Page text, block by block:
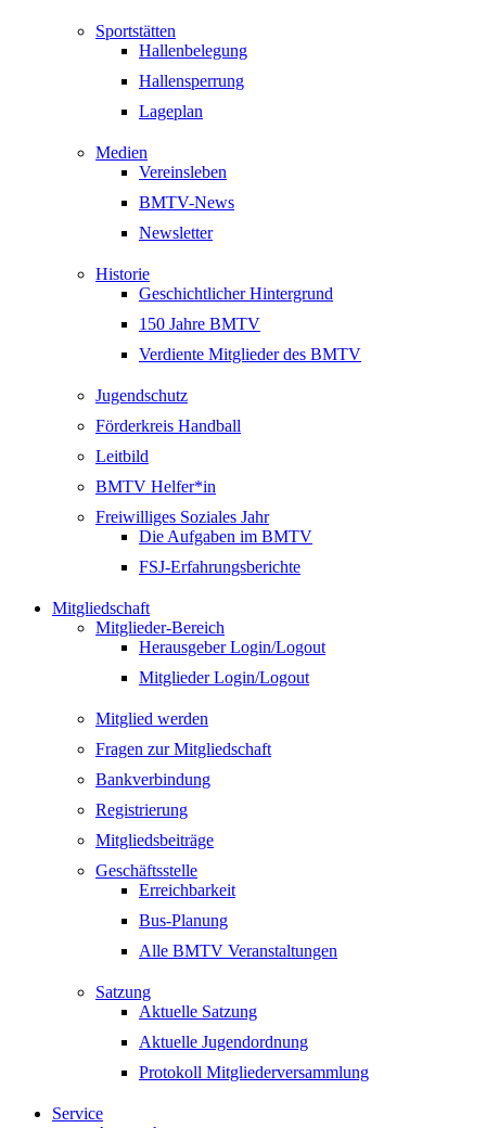
Sportstätten
Hallenbelegung
Hallensperrung
Lageplan
Medien
Vereinsleben
BMTV-News
Newsletter
Historie
Geschichtlicher Hintergrund
150 Jahre BMTV
Verdiente Mitglieder des BMTV
Jugendschutz
Förderkreis Handball
Leitbild
BMTV Helfer*in
Freiwilliges Soziales Jahr
Die Aufgaben im BMTV
FSJ-Erfahrungsberichte
Mitgliedschaft
Mitglieder-Bereich
Herausgeber Login/Logout
Mitglieder Login/Logout
Mitglied werden
Fragen zur Mitgliedschaft
Bankverbindung
Registrierung
Mitgliedsbeiträge
Geschäftsstelle
Erreichbarkeit
Bus-Planung
Alle BMTV Veranstaltungen
Satzung
Aktuelle Satzung
Aktuelle Jugendordnung
Protokoll Mitgliederversammlung
Service